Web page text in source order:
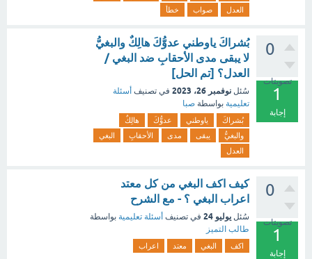
العدل
صواب خطأ
0
تصويتات
1
إجابة
بُشراكَ ياوطني عدوُّكَ هالِكٌ والبغيُّ
لا يبقى مدى الأحقابِ ضد البغي /
العدل؟ [تم الحل]
سُئل نوفمبر 26، 2023 في تصنيف أسئلة
تعليمية بواسطة صبا
بُشراكَ ياوطني عدوُّكَ
هالِكٌ
والبغيُّ
يبقى مدى الأحقابِ
البغي
العدل
0
تصويتات
1
إجابة
كيف اكف البغي من كل معتد
اعراب البغي ؟ - مع الشرح
سُئل يوليو 24 في تصنيف أسئلة تعليمية بواسطة
طالب التميز
اكف البغي معتد اعراب